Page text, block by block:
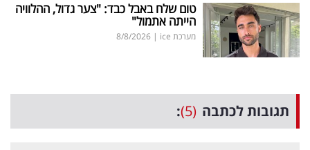
טום שלח באבל כבד: "צער גדול, ההלוויה
הייתה אתמול"
מערכת ice |
8/8/2026
תגובות לכתבה (5)
: